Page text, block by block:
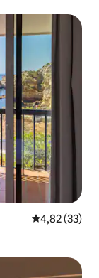
Gemiddelde
4,82 (33)